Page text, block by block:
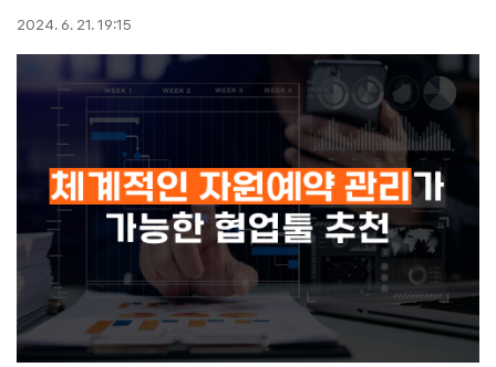
2024. 6. 21. 19:15